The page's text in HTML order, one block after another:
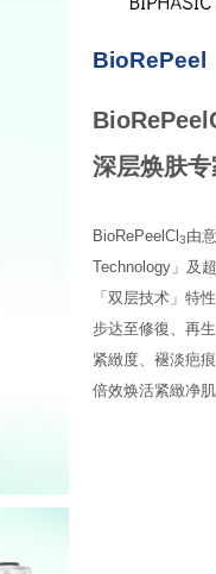
BioRePeel
深层焕肤专
BioRePeelCl 3由
Technology」及
「双层技术」特
步达至修復、再
紧緻度、褪淡疤
倍效焕活紧緻净肌